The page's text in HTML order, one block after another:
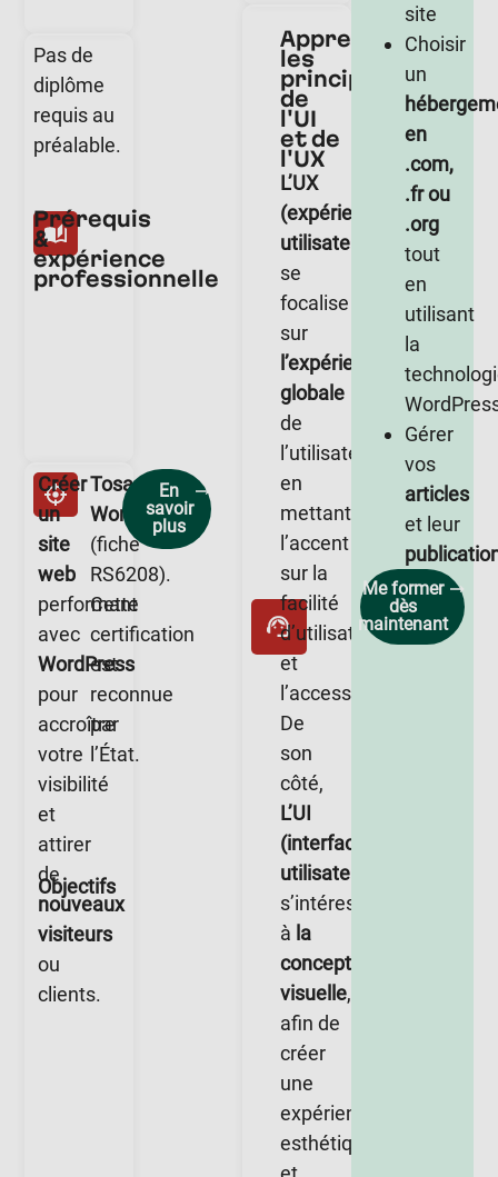
Prérequis
&
expérience
professionnelle
Pas de
diplôme
requis au
préalable.
Objectifs
Créer
un
site
web
performant
avec
WordPress
pour
accroître
votre
visibilité
et
attirer
de
nouveaux
visiteurs
ou
clients.
Tosa
WordPress
(fiche
RS6208).
Cette
certification
est
reconnue
par
l’État.
En
savoir
plus
Apprendre
les
principes
de
l'UI
et de
l'UX
L’UX
(expérience
utilisateur)
se
focalise
sur
l’expérience
globale
de
l’utilisateur,
en
mettant
l’accent
sur la
facilité
d’utilisation
et
l’accessibilité.
De
son
côté,
L’UI
(interface
utilisateur)
s’intéresse
à la
conception
visuelle,
afin de
créer
une
expérience
esthétique
site
Choisir
un
en
.com,
.fr ou
.org
tout
en
utilisant
la
Gérer
vos
articles
et leur
Me former
dès
maintenant